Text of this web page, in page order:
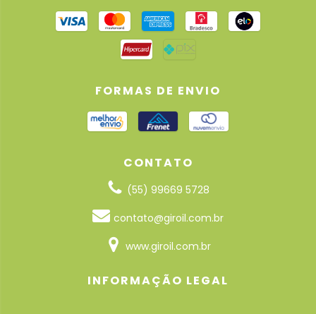
FORMAS DE ENVIO
CONTATO
(55) 99669 5728
contato@giroil.com.br
www.giroil.com.br
INFORMAÇÃO LEGAL